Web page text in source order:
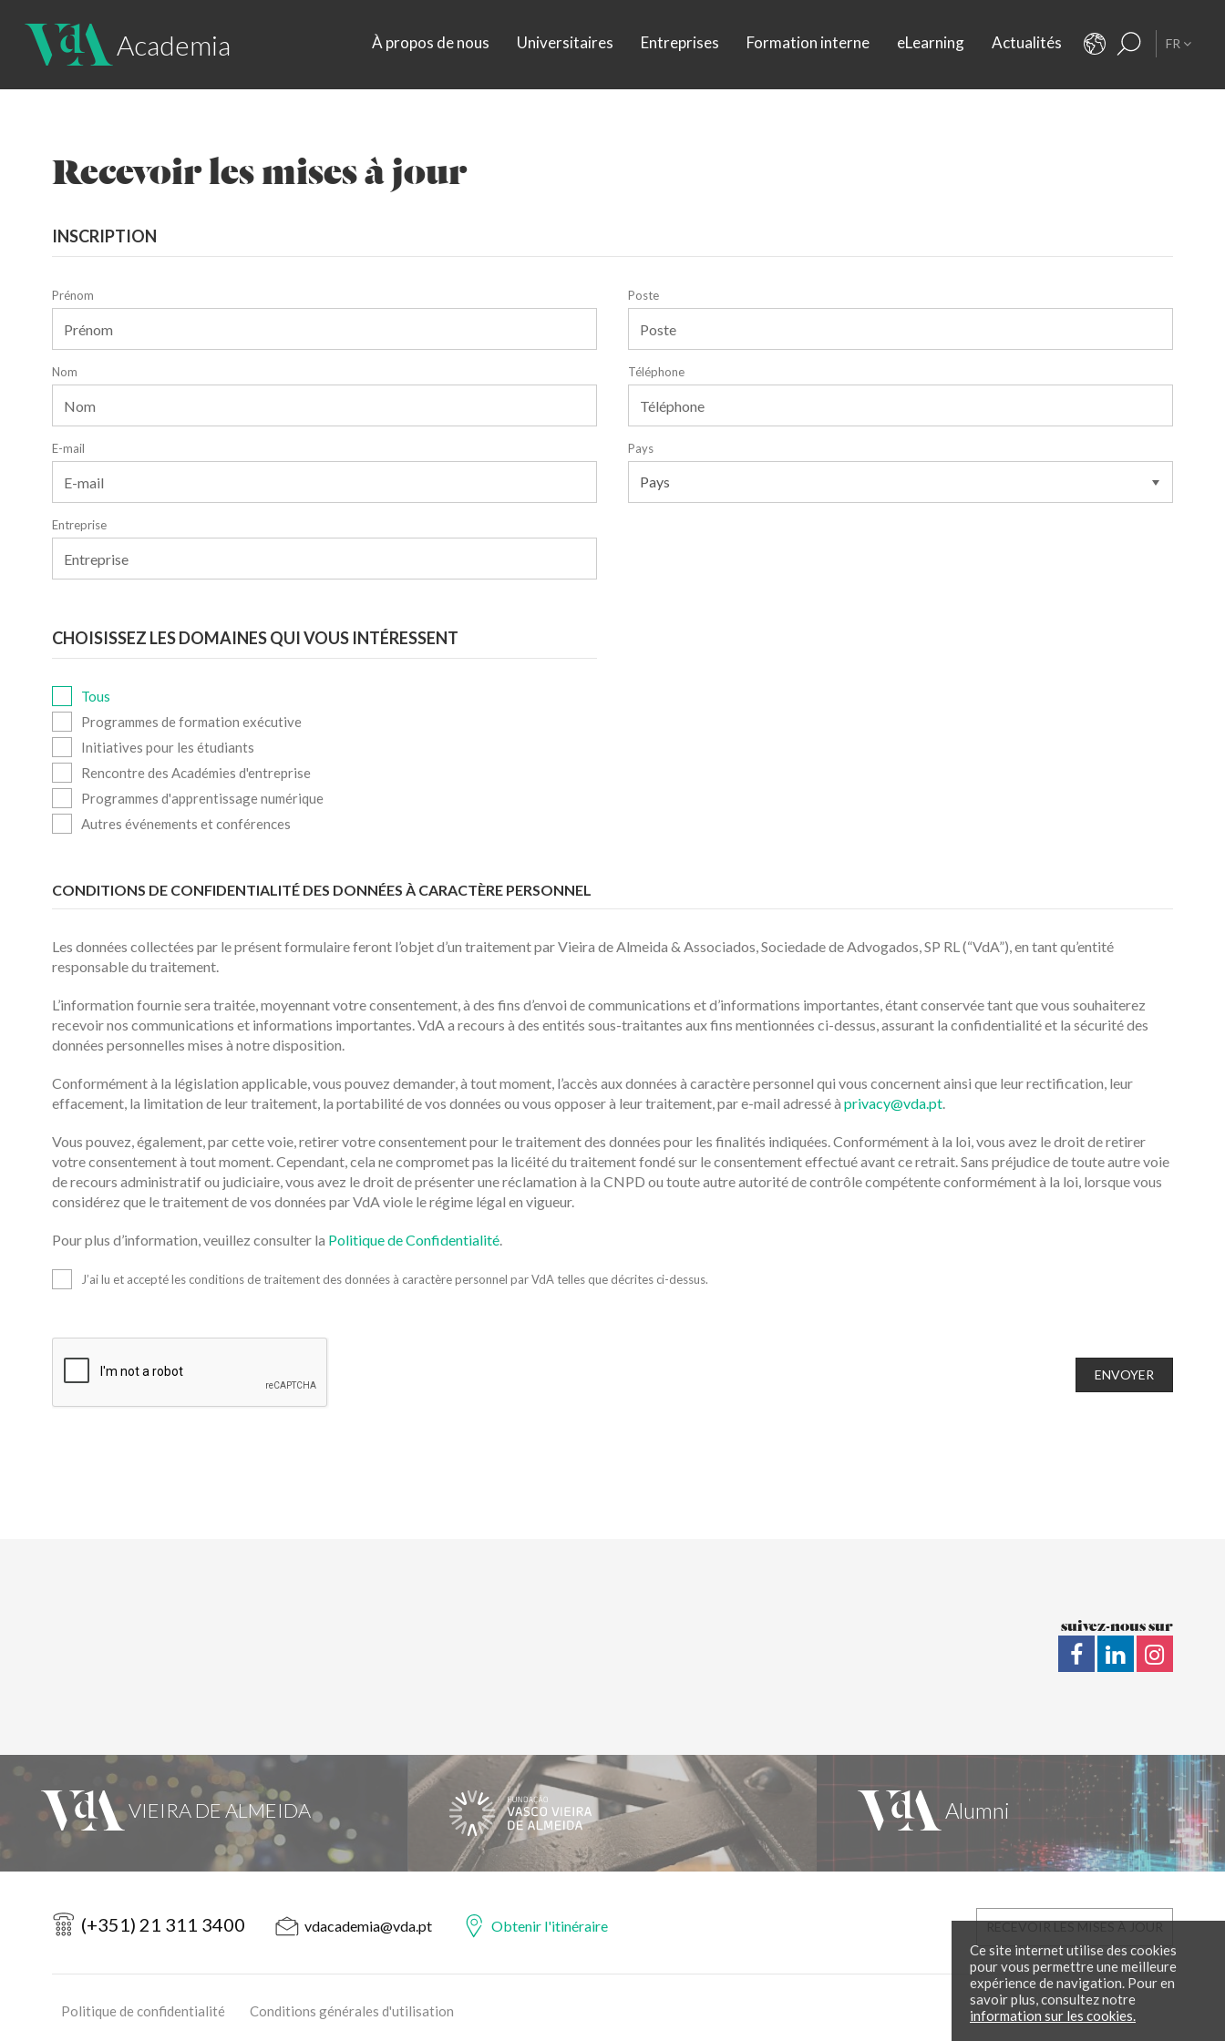
Academia À propos de nous Universitaires Entreprises Formation interne eLearning Actualités FR
Recevoir les mises à jour
INSCRIPTION
Prénom
Nom
E-mail
Entreprise
Poste
Téléphone
Pays
CHOISISSEZ LES DOMAINES QUI VOUS INTÉRESSENT
Tous
Programmes de formation exécutive
Initiatives pour les étudiants
Rencontre des Académies d'entreprise
Programmes d'apprentissage numérique
Autres événements et conférences
CONDITIONS DE CONFIDENTIALITÉ DES DONNÉES À CARACTÈRE PERSONNEL
Les données collectées par le présent formulaire feront l’objet d’un traitement par Vieira de Almeida & Associados, Sociedade de Advogados, SP RL (“VdA”), en tant qu’entité
responsable du traitement.
L’information fournie sera traitée, moyennant votre consentement, à des fins d’envoi de communications et d’informations importantes, étant conservée tant que vous souhaiterez
recevoir nos communications et informations importantes. VdA a recours à des entités sous-traitantes aux fins mentionnées ci-dessus, assurant la confidentialité et la sécurité des
données personnelles mises à notre disposition.
Conformément à la législation applicable, vous pouvez demander, à tout moment, l’accès aux données à caractère personnel qui vous concernent ainsi que leur rectification, leur
effacement, la limitation de leur traitement, la portabilité de vos données ou vous opposer à leur traitement, par e-mail adressé àprivacy@vda.pt.
Vous pouvez, également, par cette voie, retirer votre consentement pour le traitement des données pour les finalités indiquées. Conformément à la loi, vous avez le droit de retirer
votre consentement à tout moment. Cependant, cela ne compromet pas la licéité du traitement fondé sur le consentement effectué avant ce retrait. Sans préjudice de toute autre voie
de recours administratif ou judiciaire, vous avez le droit de présenter une réclamation à la CNPD ou toute autre autorité de contrôle compétente conformément à la loi, lorsque vous
considérez que le traitement de vos données par VdA viole le régime légal en vigueur.
Pour plus d’information, veuillez consulter la Politique de Confidentialité.
J’ai lu et accepté les conditions de traitement des données à caractère personnel par VdA telles que décrites ci-dessus.
ENVOYER
suivez-nous sur
(+351) 21 311 3400 vdacademia@vda.pt Obtenir l'itinéraire
Politique de confidentialité Conditions générales d'utilisation
Ce site internet utilise des cookies
pour vous permettre une meilleure
expérience de navigation. Pour en
savoir plus, consultez notre
information sur les cookies.